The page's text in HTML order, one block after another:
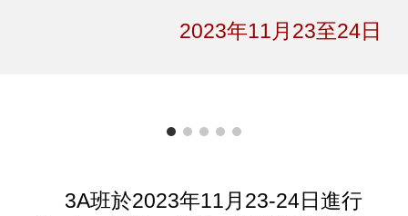
2023年11月 23至24日
3A班於2023年11月23-24日進行